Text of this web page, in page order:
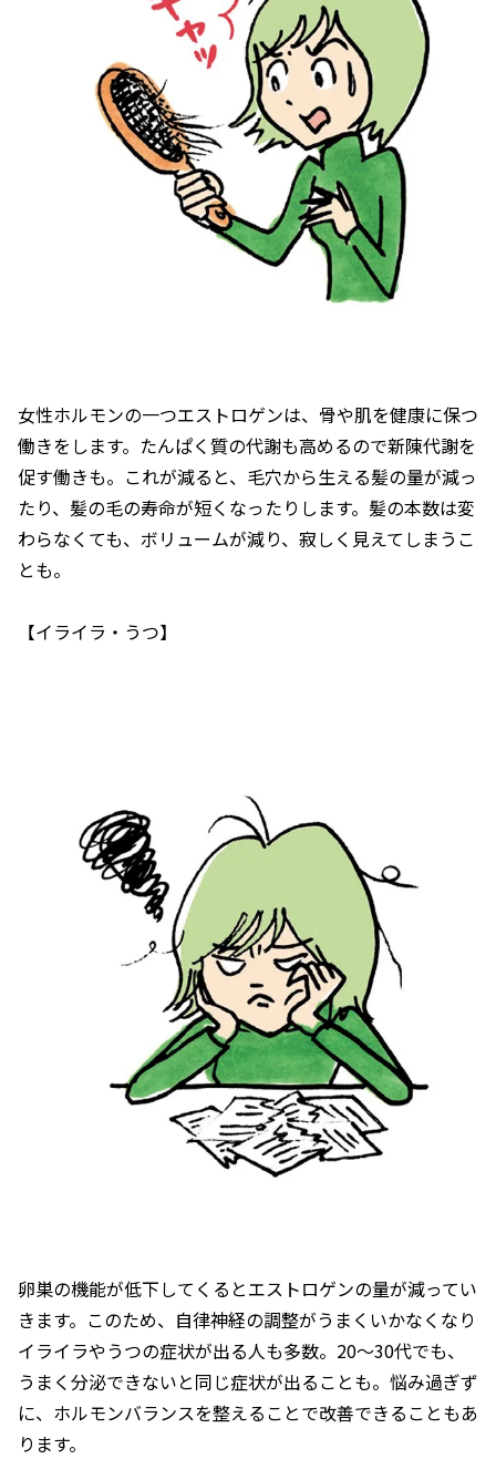
女性ホルモンの一つエストロゲンは、骨や肌を健康に保つ
働きをします。たんぱく質の代謝も高めるので新陳代謝を
促す働きも。これが減ると、毛穴から生える髪の量が減っ
たり、髪の毛の寿命が短くなったりします。髪の本数は変
わらなくても、ボリュームが減り、寂しく見えてしまうこ
とも。
【イライラ・うつ】
卵巣の機能が低下してくるとエストロゲンの量が減ってい
きます。このため、自律神経の調整がうまくいかなくなり
イライラやうつの症状が出る人も多数。20～30代でも、
うまく分泌できないと同じ症状が出ることも。悩み過ぎず
に、ホルモンバランスを整えることで改善できることもあ
ります。